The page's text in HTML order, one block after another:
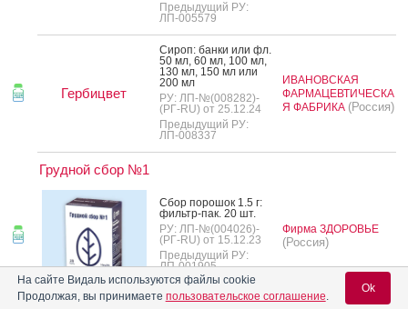
Предыдущий РУ:
ЛП-005579
Гербицвет
Си­роп: бан­ки или фл.
50 мл, 60 мл, 100 мл,
130 мл, 150 мл или
200 мл
РУ: ЛП-№(008282)-
(РГ-RU) от 25.12.24
Предыдущий РУ:
ЛП-008337
ИВАНОВСКАЯ
ФАРМАЦЕВТИЧЕСКА
Я ФАБРИКА (Россия)
Грудной сбор №1
Сбор по­рошок 1.5 г:
филь­тр-пак. 20 шт.
РУ: ЛП-№(004026)-
(РГ-RU) от 15.12.23
Предыдущий РУ:
ЛП-001905
Фирма ЗДОРОВЬЕ
(Россия)
На сайте Видаль используются файлы cookie
Продолжая, вы принимаете пользовательское соглашение.
Ok